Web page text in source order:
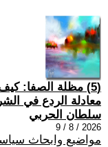
(5) مظلة الصفا:
معادلة الردع في
سلطان الحربي
2026 / 8 / 9
مواضيع وابحاث